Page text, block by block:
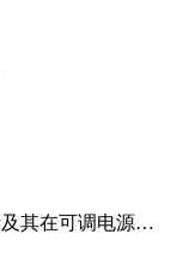
其在可调电源设